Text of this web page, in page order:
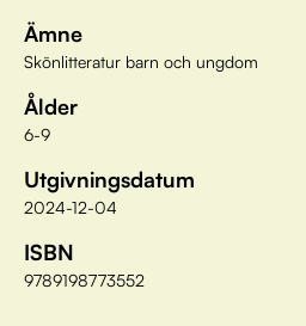
Ämne
Skönlitteratur barn och ungdom
Ålder
6-9
Utgivningsdatum
2024-12-04
ISBN
9789198773552